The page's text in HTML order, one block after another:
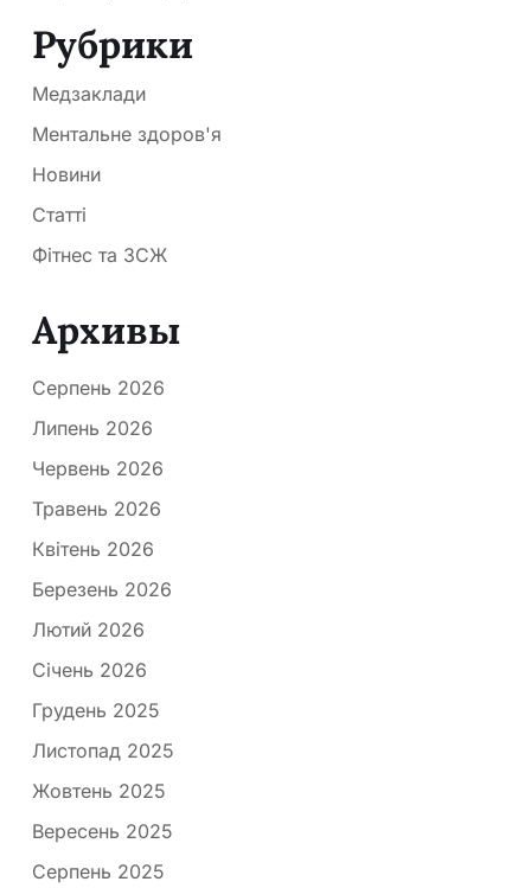
Рубрики
Медзаклади
Ментальне здоров'я
Новини
Статті
Фітнес та ЗСЖ
Архивы
Серпень 2026
Липень 2026
Червень 2026
Травень 2026
Квітень 2026
Березень 2026
Лютий 2026
Січень 2026
Грудень 2025
Листопад 2025
Жовтень 2025
Вересень 2025
Серпень 2025